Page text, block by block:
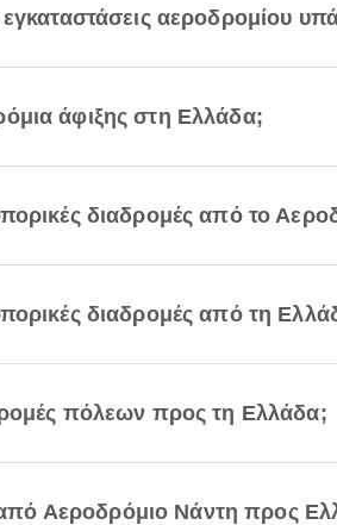
εγκαταστάσεις αεροδρομίου
άφιξης στη Ελλάδα;
διαδρομές από το
διαδρομές από τη
πόλεων προς τη Ελλάδα;
Αεροδρόμιο Νάντη προς